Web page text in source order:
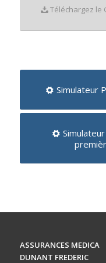
Téléchargez le
Simulateur
ASSURANCES MEDICA
DUNANT FREDERIC